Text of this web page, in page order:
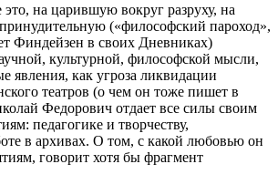
на царившую вокруг разруху, на
(«философский пароход»,
Финдейзен в своих Дневниках)
культурной, философской мысли,
явления, как угроза ликвидации
театров (о чем он тоже пишет в
Федорович отдает все силы своим
педагогике и творчеству,
в архивах. О том, с какой любовью он
говорит хотя бы фрагмент